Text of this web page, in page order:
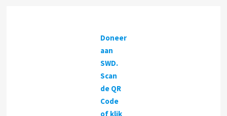
Doneer
aan
SWD.
Scan
de QR
Code
of klik